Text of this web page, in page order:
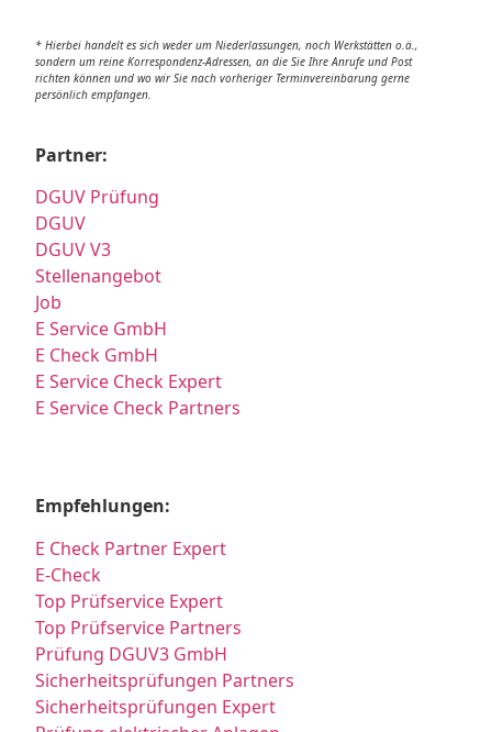
* Hierbei handelt es sich weder um Niederlassungen, noch Werkstätten o.ä.,
sondern um reine Korrespondenz-Adressen, an die Sie Ihre Anrufe und Post
richten können und wo wir Sie nach vorheriger Terminvereinbarung gerne
persönlich empfangen.
Partner:
DGUV Prüfung
DGUV
DGUV V3
Stellenangebot
Job
E Service GmbH
E Check GmbH
E Service Check Expert
E Service Check Partners
Empfehlungen:
E Check Partner Expert
E-Check
Top Prüfservice Expert
Top Prüfservice Partners
Prüfung DGUV3 GmbH
Sicherheitsprüfungen Partners
Sicherheitsprüfungen Expert